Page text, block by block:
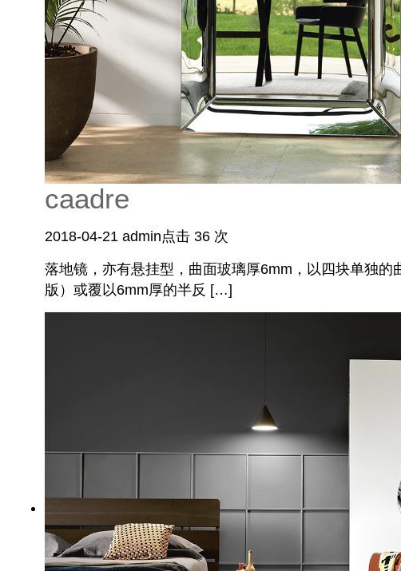
caadre
2018-04-21 admin点击 36 次
落地镜，亦有悬挂型，曲面玻璃厚6mm，以四块单独
版）或覆以6mm厚的半反 […]